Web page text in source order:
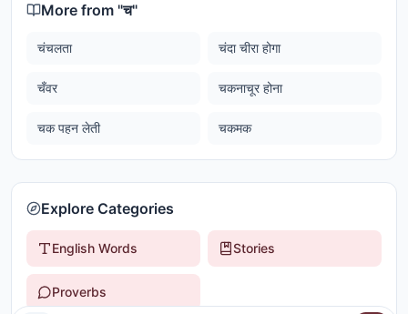
More from "च"
चंचलता चंदा चीरा होगा
चँवर चकनाचूर होना
चक पहन लेती चकमक
Explore Categories
English Words Stories
Proverbs